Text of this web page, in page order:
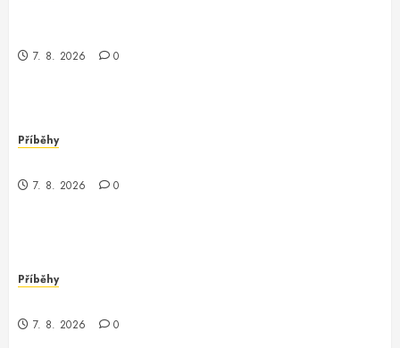
7. 8. 2026 0
Příběhy
7. 8. 2026 0
Příběhy
7. 8. 2026 0